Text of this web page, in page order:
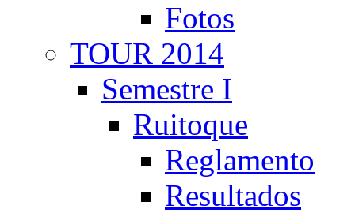
Fotos
TOUR 2014
Semestre I
Ruitoque
Reglamento
Resultados